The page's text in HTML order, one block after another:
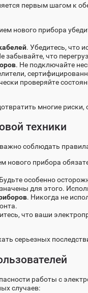
первым шагом к
нового прибора
. Убедитесь, что
забывайте, что
. Не подключайте
проверяйте
многие
техники
соблюдать
нового прибора
особенно
для этого.
. Никогда не
что ваши
серьезных
работы с
случаев: